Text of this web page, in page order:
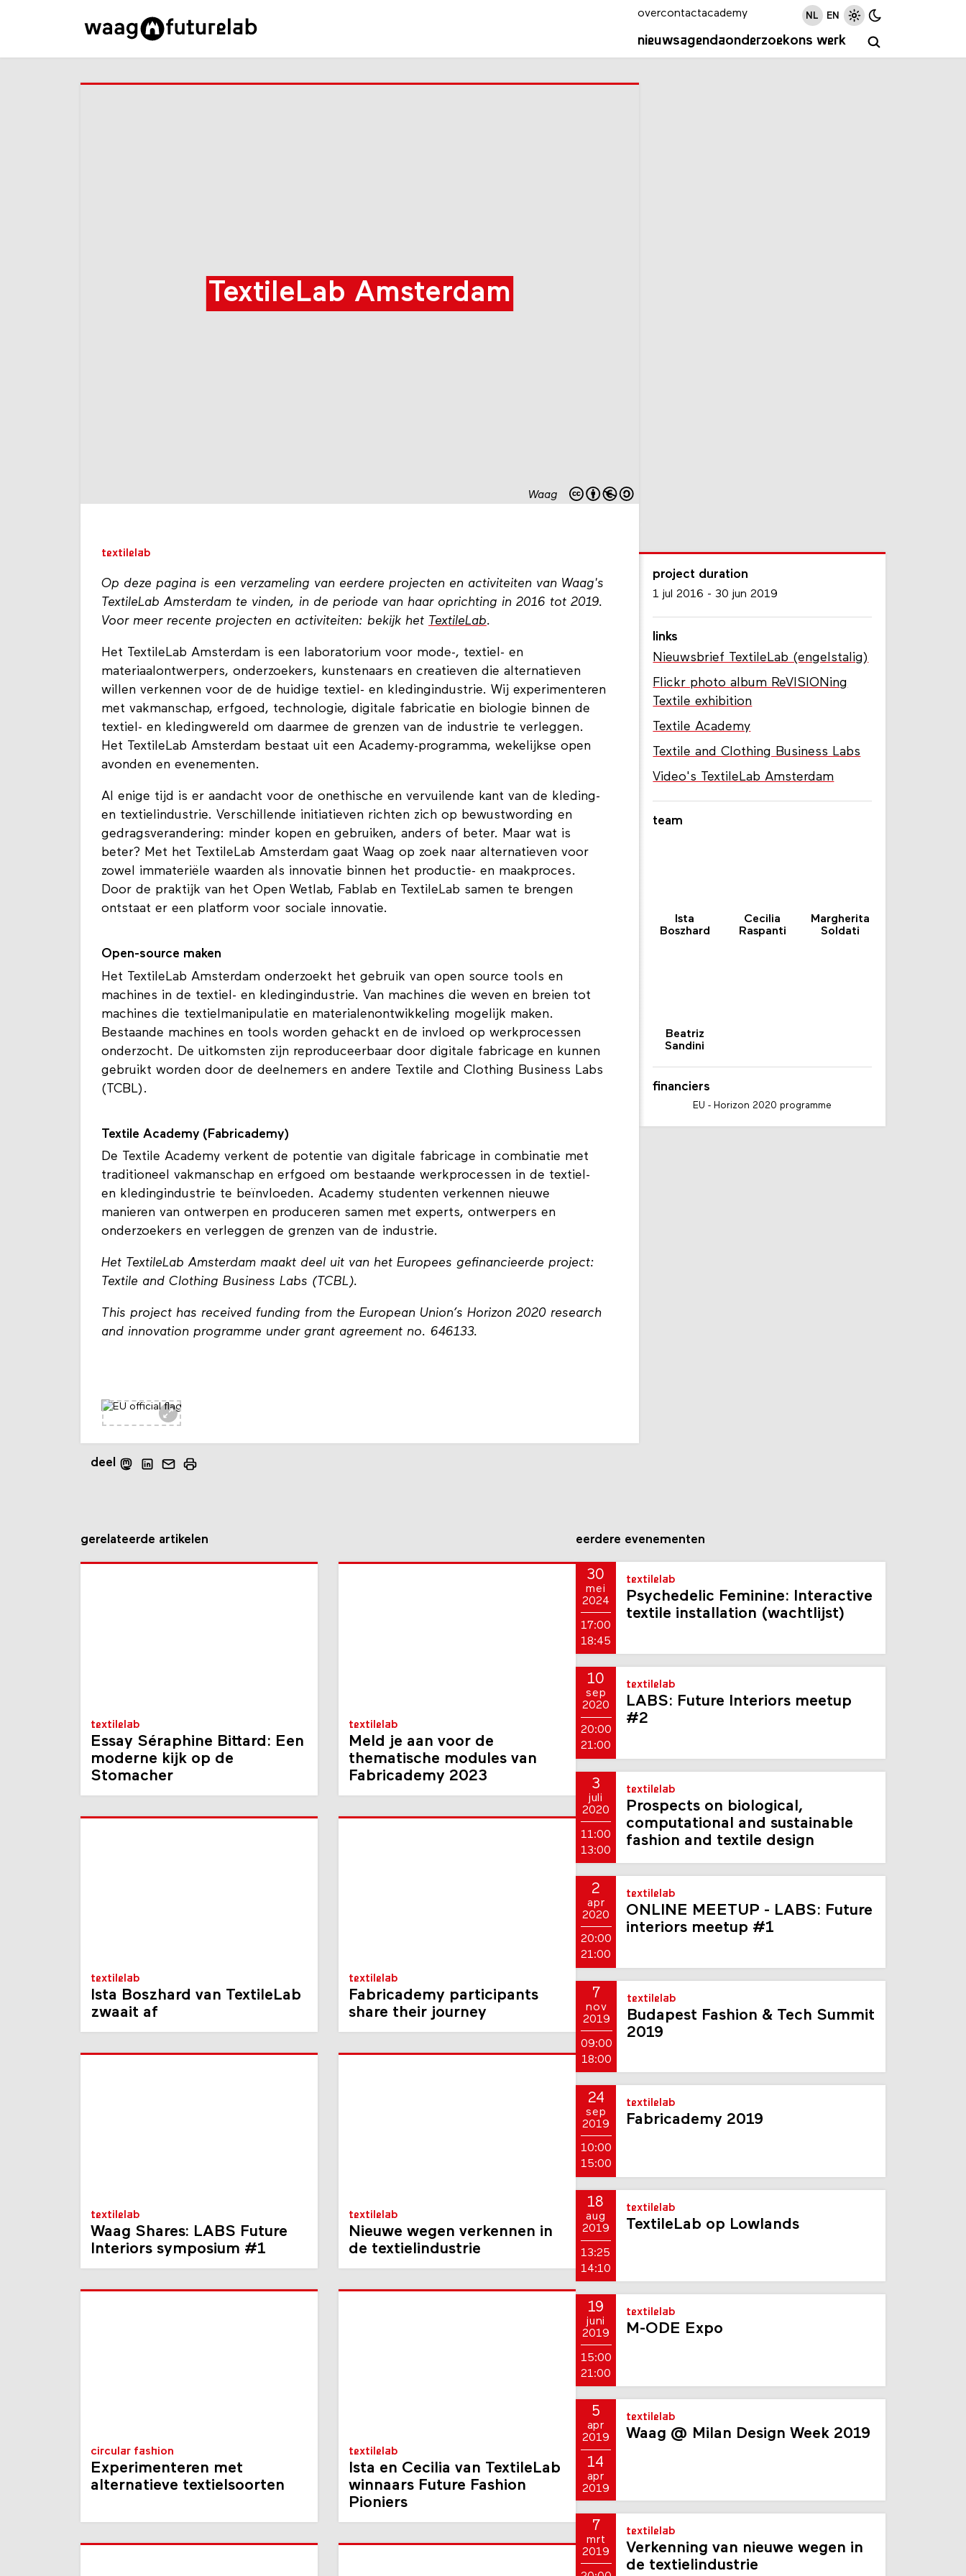
nieuwsagendaonderzoekons werk
overcontactacademy NL EN
Waag
TextileLab Amsterdam
textilelab
Op deze pagina is een verzameling van eerdere projecten en activiteiten van Waag's
TextileLab Amsterdam te vinden, in de periode van haar oprichting in 2016 tot 2019.
Voor meer recente projecten en activiteiten: bekijk het TextileLab.
Het TextileLab Amsterdam is een laboratorium voor mode-, textiel- en
materiaalontwerpers, onderzoekers, kunstenaars en creatieven die alternatieven
willen verkennen voor de de huidige textiel- en kledingindustrie. Wij experimenteren
met vakmanschap, erfgoed, technologie, digitale fabricatie en biologie binnen de
textiel- en kledingwereld om daarmee de grenzen van de industrie te verleggen.
Het TextileLab Amsterdam bestaat uit een Academy-programma, wekelijkse open
avonden en evenementen.
Al enige tijd is er aandacht voor de onethische en vervuilende kant van de kleding-
en textielindustrie. Verschillende initiatieven richten zich op bewustwording en
gedragsverandering: minder kopen en gebruiken, anders of beter. Maar wat is
beter? Met het TextileLab Amsterdam gaat Waag op zoek naar alternatieven voor
zowel immateriële waarden als innovatie binnen het productie- en maakproces.
Door de praktijk van het Open Wetlab, Fablab en TextileLab samen te brengen
ontstaat er een platform voor sociale innovatie.
Open-source maken
Het TextileLab Amsterdam onderzoekt het gebruik van open source tools en
machines in de textiel- en kledingindustrie. Van machines die weven en breien tot
machines die textielmanipulatie en materialenontwikkeling mogelijk maken.
Bestaande machines en tools worden gehackt en de invloed op werkprocessen
onderzocht. De uitkomsten zijn reproduceerbaar door digitale fabricage en kunnen
gebruikt worden door de deelnemers en andere Textile and Clothing Business Labs
(TCBL).
Textile Academy (Fabricademy)
De Textile Academy verkent de potentie van digitale fabricage in combinatie met
traditioneel vakmanschap en erfgoed om bestaande werkprocessen in de textiel-
en kledingindustrie te beïnvloeden. Academy studenten verkennen nieuwe
manieren van ontwerpen en produceren samen met experts, ontwerpers en
onderzoekers en verleggen de grenzen van de industrie.
Het TextileLab Amsterdam maakt deel uit van het Europees gefinancieerde project:
Textile and Clothing Business Labs (TCBL).
This project has received funding from the European Union’s Horizon 2020 research
and innovation programme under grant agreement no. 646133.
deel
project duration
1 jul 2016 - 30 jun 2019
links
Nieuwsbrief TextileLab (engelstalig)
Flickr photo album ReVISIONing
Textile exhibition
Textile Academy
Textile and Clothing Business Labs
Video's TextileLab Amsterdam
team
Ista
Boszhard
Cecilia
Raspanti
Margherita
Soldati
Beatriz
Sandini
financiers
EU - Horizon 2020 programme
gerelateerde artikelen
textilelab
Essay Séraphine Bittard: Een
moderne kijk op de
Stomacher
textilelab
Meld je aan voor de
thematische modules van
Fabricademy 2023
textilelab
Ista Boszhard van TextileLab
zwaait af
textilelab
Fabricademy participants
share their journey
textilelab
Waag Shares: LABS Future
Interiors symposium #1
textilelab
Nieuwe wegen verkennen in
de textielindustrie
circular fashion
Experimenteren met
alternatieve textielsoorten
textilelab
Ista en Cecilia van TextileLab
winnaars Future Fashion
Pioniers
eerdere evenementen
30
mei
2024
17:00
18:45
textilelab
Psychedelic Feminine: Interactive
textile installation (wachtlijst)
10
sep
2020
20:00
21:00
textilelab
LABS: Future Interiors meetup
#2
3
juli
2020
11:00
13:00
textilelab
Prospects on biological,
computational and sustainable
fashion and textile design
2
apr
2020
20:00
21:00
textilelab
ONLINE MEETUP - LABS: Future
interiors meetup #1
7
nov
2019
09:00
18:00
textilelab
Budapest Fashion & Tech Summit
2019
24
sep
2019
10:00
15:00
textilelab
Fabricademy 2019
18
aug
2019
13:25
14:10
textilelab
TextileLab op Lowlands
19
juni
2019
15:00
21:00
textilelab
M-ODE Expo
5
apr
2019
14
apr
2019
textilelab
Waag @ Milan Design Week 2019
7
mrt
2019
textilelab
Verkenning van nieuwe wegen in
de textielindustrie